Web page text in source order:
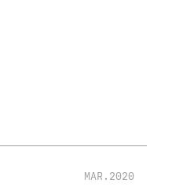
MAR.2020